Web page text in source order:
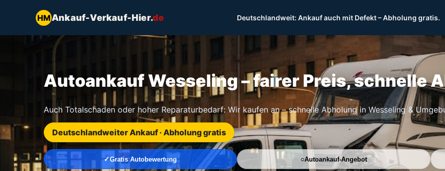
HMAnkauf-Verkauf-Hier.de Deutschlandweit: Ankauf auch mit Defekt – Abholung gratis.
Autoankauf Wesseling – fairer Preis, schnelle
Auch Totalschaden oder hoher Reparaturbedarf: Wir kaufen an – schnelle Abholung in Wesseling &
Deutschlandweiter Ankauf · Abholung gratis
Gratis Autobewertung Autoankauf-Angebot